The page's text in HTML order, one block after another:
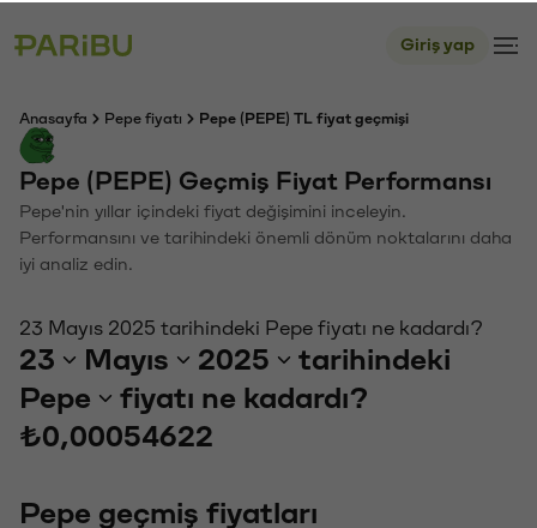
Giriş yap
Anasayfa Pepe fiyatı Pepe (PEPE) TL fiyat geçmişi
Pepe (PEPE) Geçmiş Fiyat Performansı
Pepe'nin yıllar içindeki fiyat değişimini inceleyin.
Performansını ve tarihindeki önemli dönüm noktalarını daha
iyi analiz edin.
23 Mayıs 2025 tarihindeki Pepe fiyatı ne kadardı?
23 Mayıs 2025
tarihindeki
Pepe
fiyatı ne kadardı?
₺0,00054622
Pepe geçmiş fiyatları